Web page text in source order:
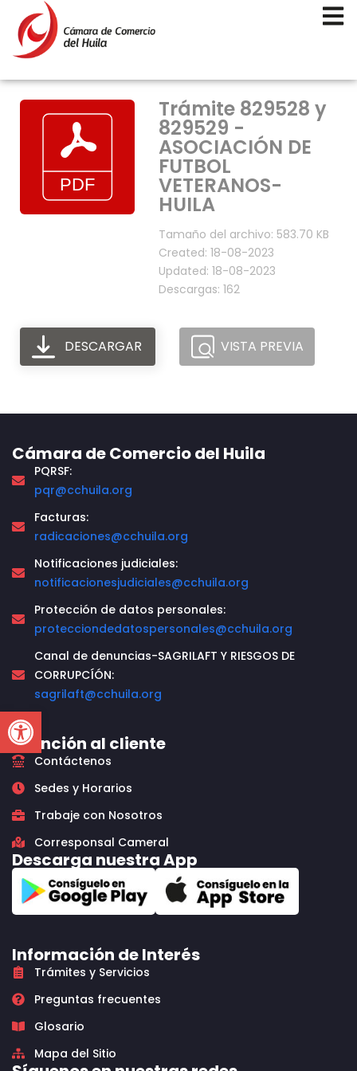
Open toolbar
Trámite 829528 y
829529 -
ASOCIACIÓN DE
FUTBOL
VETERANOS-
HUILA
Tamaño del archivo: 583.70 KB
Created: 18-08-2023
Updated: 18-08-2023
Descargas: 162
DESCARGAR VISTA PREVIA
Cámara de Comercio del Huila
PQRSF:
pqr@cchuila.org
Facturas:
radicaciones@cchuila.org
Notificaciones judiciales:
notificacionesjudiciales@cchuila.org
Protección de datos personales:
protecciondedatospersonales@cchuila.org
Canal de denuncias-SAGRILAFT Y RIESGOS DE
CORRUPCÍÓN:
sagrilaft@cchuila.org
Atención al cliente
Contáctenos
Sedes y Horarios
Trabaje con Nosotros
Corresponsal Cameral
Descarga nuestra App
Información de Interés
Trámites y Servicios
Preguntas frecuentes
Glosario
Mapa del Sitio